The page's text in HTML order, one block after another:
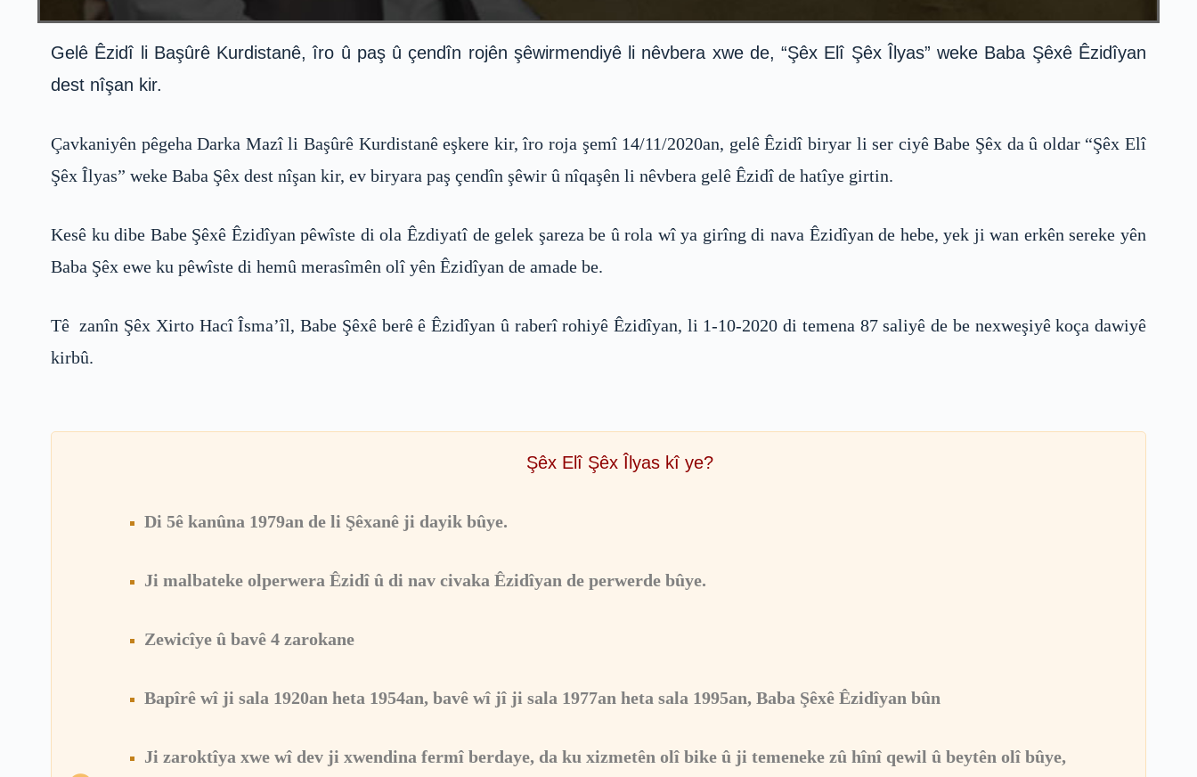
Gelê Êzidî li Başûrê Kurdistanê, îro û paş û çendîn rojên şêwirmendiyê li nêvbera xwe de, “Şêx Elî Şêx Îlyas” weke Baba Şêxê Êzidîyan
dest nîşan kir.
Çavkaniyên pêgeha Darka Mazî li Başûrê Kurdistanê eşkere kir, îro roja şemî 14/11/2020an, gelê Êzidî biryar li ser ciyê Babe Şêx da û oldar “Şêx Elî
Şêx Îlyas” weke Baba Şêx dest nîşan kir, ev biryara paş çendîn şêwir û nîqaşên li nêvbera gelê Êzidî de hatîye girtin.
Kesê ku dibe Babe Şêxê Êzidîyan pêwîste di ola Êzdiyatî de gelek şareza be û rola wî ya girîng di nava Êzidîyan de hebe, yek ji wan erkên sereke yên
Baba Şêx ewe ku pêwîste di hemû merasîmên olî yên Êzidîyan de amade be.
Tê zanîn Şêx Xirto Hacî Îsma’îl, Babe Şêxê berê ê Êzidîyan û raberî rohiyê Êzidîyan, li 1-10-2020 di temena 87 saliyê de be nexweşiyê koça dawiyê
kirbû.
Şêx Elî Şêx Îlyas kî ye?
Di 5ê kanûna 1979an de li Şêxanê ji dayik bûye.
Ji malbateke olperwera Êzidî û di nav civaka Êzidîyan de perwerde bûye.
Zewicîye û bavê 4 zarokane
Bapîrê wî ji sala 1920an heta 1954an, bavê wî jî ji sala 1977an heta sala 1995an, Baba Şêxê Êzidîyan bûn
Ji zaroktîya xwe wî dev ji xwendina fermî berdaye, da ku xizmetên olî bike û ji temeneke zû hînî qewil û beytên olî bûye,